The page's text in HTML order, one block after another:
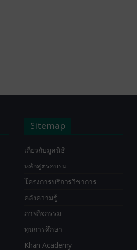
Sitemap
เกี่ยวกับมูลนิธิ
หลักสูตรอบรม
โครงการบริการวิชาการ
คลังความรู้
ภาพกิจกรรม
ทุนการศึกษา
Khan Academy